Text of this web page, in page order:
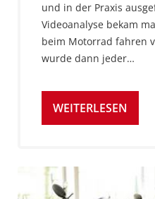
und in der Praxis
Videoanalyse bekam
beim Motorrad fahren
wurde dann jeder…
WEITERLESEN